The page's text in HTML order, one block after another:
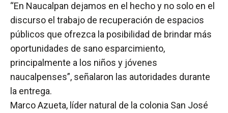
“En Naucalpan dejamos en el hecho y no solo en el
discurso el trabajo de recuperación de espacios
públicos que ofrezca la posibilidad de brindar más
oportunidades de sano esparcimiento,
principalmente a los niños y jóvenes
naucalpenses”, señalaron las autoridades durante
la entrega.
Marco Azueta, líder natural de la colonia San José